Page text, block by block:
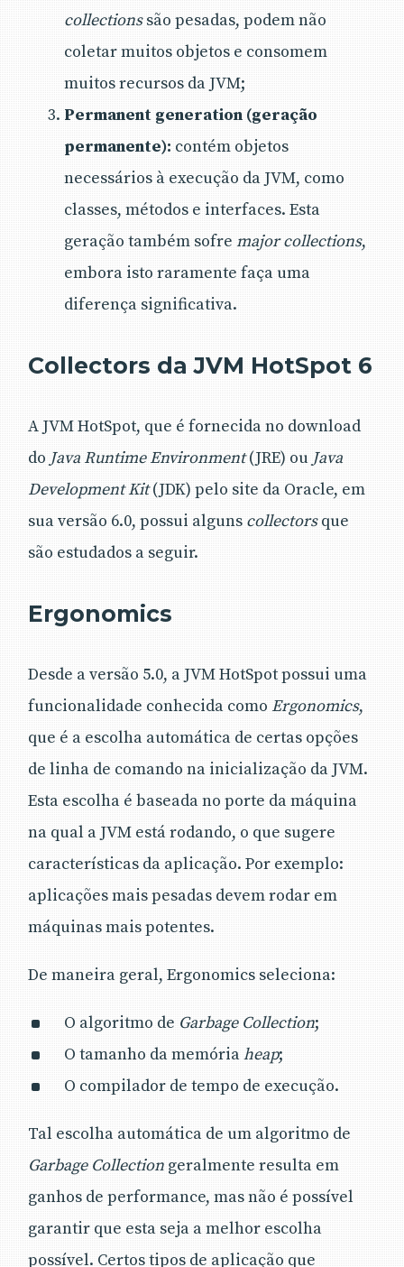
collectionssão pesadas, podem não
coletar muitos objetos e consomem
muitos recursos da JVM;
Permanent generation (geração
permanente): contém objetos
necessários à execução da JVM, como
classes, métodos e interfaces. Esta
geração também sofre major collections,
embora isto raramente faça uma
diferença significativa.
Collectors da JVM HotSpot 6
A JVM HotSpot, que é fornecida no download
do Java Runtime Environment(JRE) ou Java
Development Kit(JDK) pelo site da Oracle, em
sua versão 6.0, possui alguns collectorsque
são estudados a seguir.
Ergonomics
Desde a versão 5.0, a JVM HotSpot possui uma
funcionalidade conhecida como Ergonomics,
que é a escolha automática de certas opções
de linha de comando na inicialização da JVM.
Esta escolha é baseada no porte da máquina
na qual a JVM está rodando, o que sugere
características da aplicação. Por exemplo:
aplicações mais pesadas devem rodar em
máquinas mais potentes.
De maneira geral, Ergonomics seleciona:
O algoritmo de Garbage Collection;
O tamanho da memóriaheap;
O compilador de tempo de execução.
Tal escolha automática de um algoritmo de
Garbage Collection geralmente resulta em
ganhos de performance, mas não é possível
garantir que esta seja a melhor escolha
possível. Certos tipos de aplicação que